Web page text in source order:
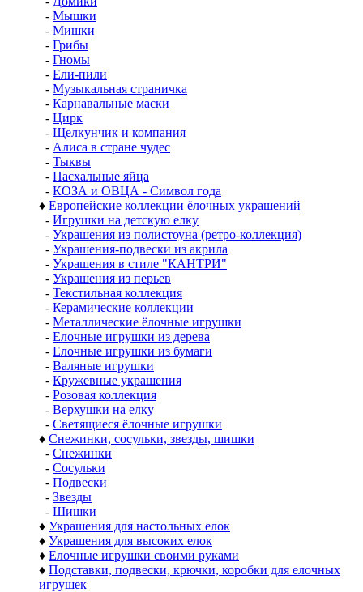
- Мышки
- Мишки
- Грибы
- Гномы
- Ели-пили
- Музыкальная страничка
- Карнавальные маски
- Цирк
- Щелкунчик и компания
- Алиса в стране чудес
- Тыквы
- Пасхальные яйца
- КОЗА и ОВЦА - Символ года
♦ Европейские коллекции ёлочных украшений
- Игрушки на детскую елку
- Украшения из полистоуна (ретро-коллекция)
- Украшения-подвески из акрила
- Украшения в стиле "КАНТРИ"
- Украшения из перьев
- Текстильная коллекция
- Керамические коллекции
- Металлические ёлочные игрушки
- Елочные игрушки из дерева
- Елочные игрушки из бумаги
- Валяные игрушки
- Кружевные украшения
- Розовая коллекция
- Верхушки на елку
- Светящиеся ёлочные игрушки
♦ Снежинки, сосульки, звезды, шишки
- Снежинки
- Сосульки
- Подвески
- Звезды
- Шишки
♦ Украшения для настольных елок
♦ Украшения для высоких елок
♦ Елочные игрушки своими руками
♦ Подставки, подвески, крючки, коробки для елочных
игрушек